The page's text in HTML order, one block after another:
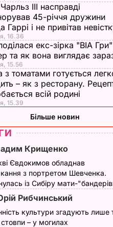
III насправді
45-річчя дружини
Гаррі і не привітав
16.36
екс-зірка "ВІА Гри"
та як вона виглядає
15.56
з томатами готується
– як з ресторану.
всій родині
15.39
Більше новин
Крищенко
Євдокимов обладнав
з портретом Шевченка.
із Сибіру мати-
Рибчинський
культури згадують лише
стовпи – у могилах